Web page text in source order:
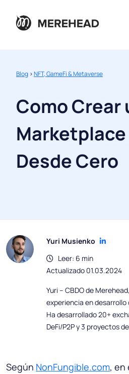
Blog >NFT, GameFi & Metaverse
Como Crear
Marketplace
Desde Cero
Yuri Musienko
Leer: 6 min
Actualizado 01.03.2024
Yuri – CBDO de
experiencia en
Ha desarrollado 20+
DeFi/P2P y 3 proyectos
Según NonFungible.com, en